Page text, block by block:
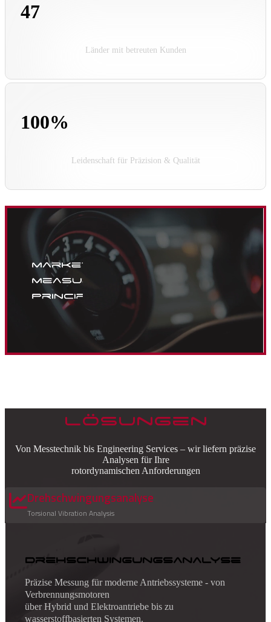
47
Länder mit betreuten Kunden
100%
Leidenschaft für Präzision & Qualität
Lösungen
Von Messtechnik bis Engineering Services – wir liefern präzise
Analysen für Ihre
rotordynamischen Anforderungen
Drehschwingungsanalyse
Torsional Vibration Analysis
Drehschwingungsanalyse
Drehschwingungsanalyse
Präzise Messung für moderne Antriebssysteme - von
Verbrennungsmotoren
über Hybrid und Elektroantriebe bis zu
wasserstoffbasierten Systemen.